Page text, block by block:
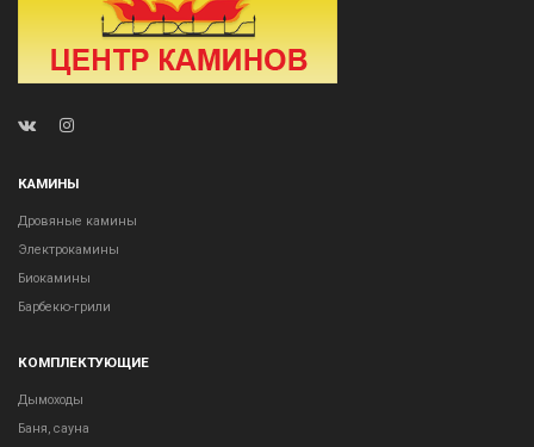
КАМИНЫ
Дровяные камины
Электрокамины
Биокамины
Барбекю-грили
КОМПЛЕКТУЮЩИЕ
Дымоходы
Баня, сауна